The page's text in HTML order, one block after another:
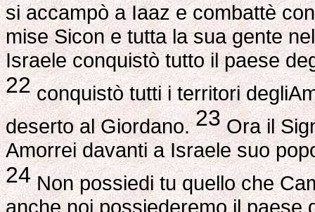
si accampò a Iaaz e combattè
mise Sicon e tutta la sua gente
Israele conquistò tutto il paese
22conquistò tutti i territori
deserto al Giordano.23 Ora il
Amorrei davanti a Israele suo
24Non possiedi tu quello che
anche noi possiederemo il paese